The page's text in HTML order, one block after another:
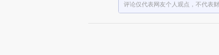
评论仅代表网友个人观点，不代表